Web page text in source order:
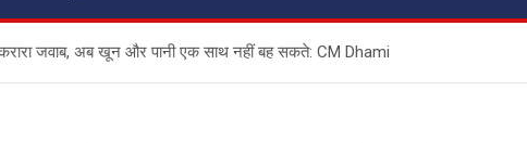
जवाब, अब खून और पानी एक साथ नहीं बह सकते: CM Dhami